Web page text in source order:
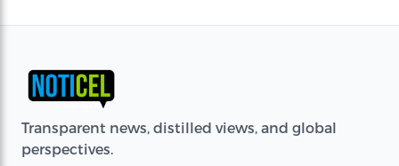
Transparent news, distilled views, and global
perspectives.